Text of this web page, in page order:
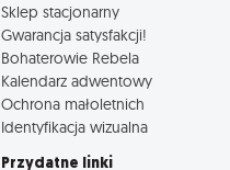
Sklep stacjonarny
Gwarancja satysfakcji!
Bohaterowie Rebela
Kalendarz adwentowy
Ochrona małoletnich
Identyfikacja wizualna
Przydatne linki